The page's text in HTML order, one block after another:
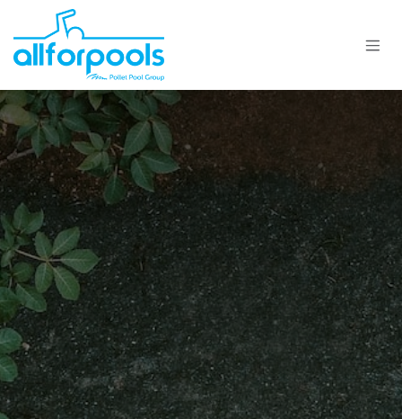
Se rendre au contenu